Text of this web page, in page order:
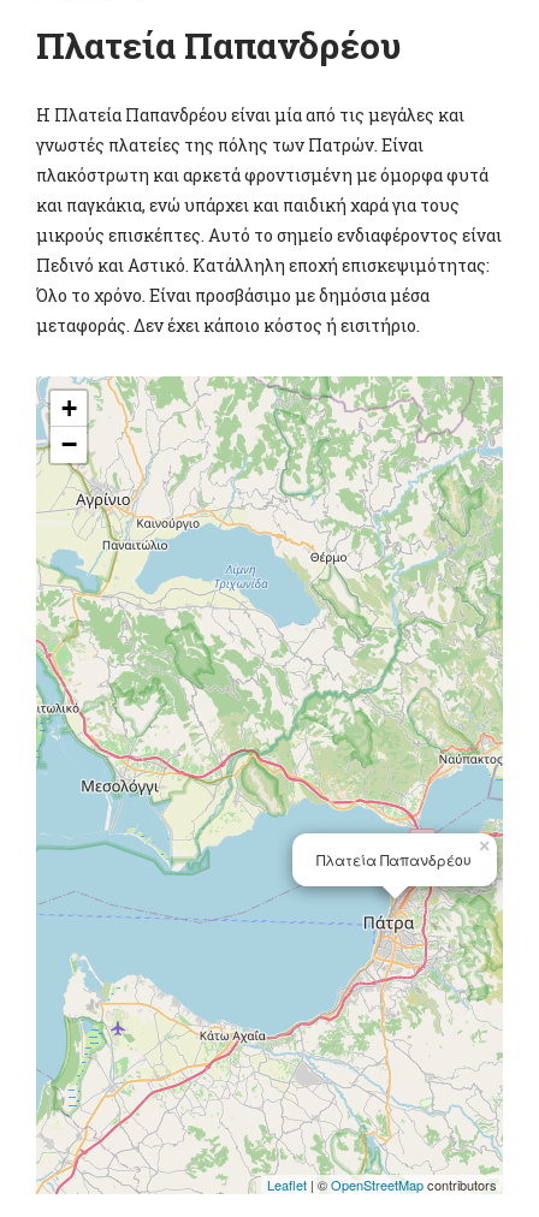
Πλατεία Παπανδρέου
Η Πλατεία Παπανδρέου είναι μία από τις μεγάλες και
γνωστές πλατείες της πόλης των Πατρών. Είναι
πλακόστρωτη και αρκετά φροντισμένη με όμορφα φυτά
και παγκάκια, ενώ υπάρχει και παιδική χαρά για τους
μικρούς επισκέπτες. Αυτό το σημείο ενδιαφέροντος είναι
Πεδινό και Αστικό. Κατάλληλη εποχή επισκεψιμότητας:
Όλο το χρόνο. Είναι προσβάσιμο με δημόσια μέσα
μεταφοράς. Δεν έχει κάποιο κόστος ή εισιτήριο.
Πλατεία Παπανδρέου
×
+
−
Leaflet | ©OpenStreetMapcontributors